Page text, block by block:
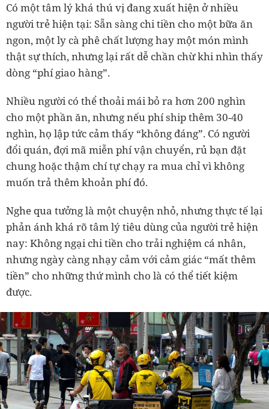
Có một tâm lý khá thú vị đang xuất hiện ở nhiều
người trẻ hiện tại: Sẵn sàng chi tiền cho một bữa ăn
ngon, một ly cà phê chất lượng hay một món mình
thật sự thích, nhưng lại rất dễ chần chừ khi nhìn thấy
dòng “phí giao hàng”.
Nhiều người có thể thoải mái bỏ ra hơn 200 nghìn
cho một phần ăn, nhưng nếu phí ship thêm 30-40
nghìn, họ lập tức cảm thấy “không đáng”. Có người
đổi quán, đợi mã miễn phí vận chuyển, rủ bạn đặt
chung hoặc thậm chí tự chạy ra mua chỉ vì không
muốn trả thêm khoản phí đó.
Nghe qua tưởng là một chuyện nhỏ, nhưng thực tế lại
phản ánh khá rõ tâm lý tiêu dùng của người trẻ hiện
nay: Không ngại chi tiền cho trải nghiệm cá nhân,
nhưng ngày càng nhạy cảm với cảm giác “mất thêm
tiền” cho những thứ mình cho là có thể tiết kiệm
được.